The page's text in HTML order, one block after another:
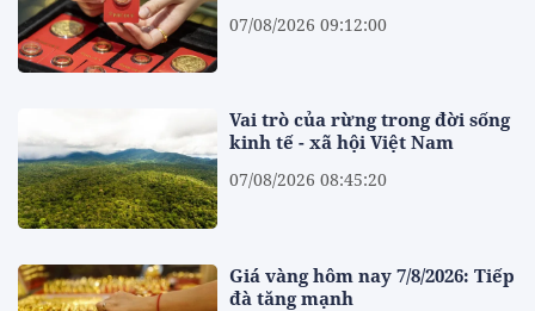
07/08/2026 09:12:00
Vai trò của rừng trong đời sống
kinh tế - xã hội Việt Nam
07/08/2026 08:45:20
Giá vàng hôm nay 7/8/2026: Tiếp
đà tăng mạnh